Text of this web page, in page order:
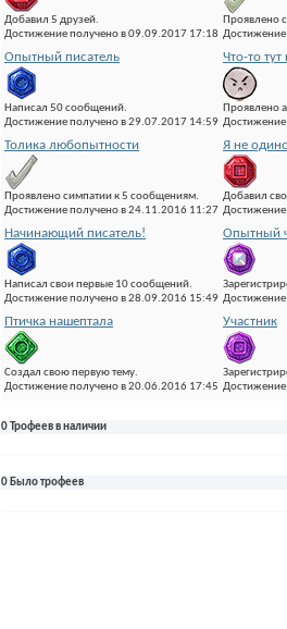
Добавил 5 друзей.
Достижение получено в 09.09.2017 17:18
Проявлено
Опытный писатель
Написал 50 сообщений.
Достижение получено в 29.07.2017 14:59
Что-то тут
Проявлено
Толика любопытности
Проявлено симпатии к 5 сообщениям.
Достижение получено в 24.11.2016 11:27
Я не
Добавил
Начинающий писатель!
Написал свои первые 10 сообщений.
Достижение получено в 28.09.2016 15:49
Опытный
Птичка нашептала
Создал свою первую тему.
Достижение получено в 20.06.2016 17:45
Участник
0 Трофеев в наличии
0 Было трофеев